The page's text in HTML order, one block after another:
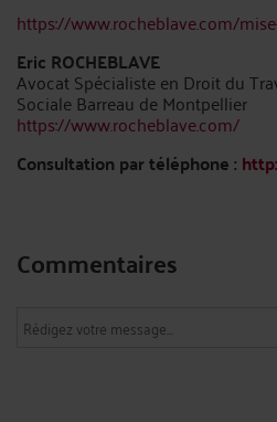
https://www.rocheblave.com/
Eric ROCHEBLAVE
Avocat Spécialiste en Droit du
Sociale Barreau de Montpellier
https://www.rocheblave.com/
Consultation par téléphone :
Commentaires